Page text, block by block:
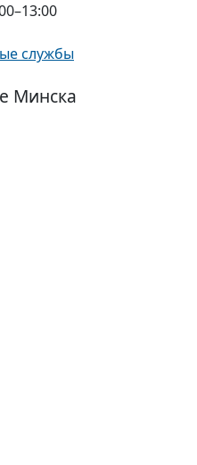
службы
Минска